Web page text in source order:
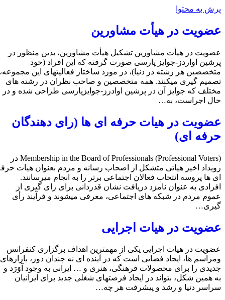
پرش به محتوا
عضویت در هیأت مشاورین
عضویت در هیأت مشاورین تشکیل هیأت مشاورين، بدین منظور در
پرشین اواردز-جوایز پارسی صورت گرفته که این افراد (خود
متخصصین هر رشته در دنیا)، در مورد ساختار فعالیتهای این مجموعه،
تصمیم گیری میکنند. همه متخصصین و صاحب نظران در رشته های
مختلف که جوایز آن در پرشین اوادرز-جوایزپارسی طراحی شده و در
حال اجراست، به…
عضویت در هیات حرفه ای ها (رای دهندگان
حرفه ای)
Membership in the Board of Professionals (Professional Voters) در
رویداد اخیر هیاتی متشکل از اصحاب رسانه و مردم بعنوان هیات حرفه
ای ها پروسه انتخاب فعالان اجتماعی برتر را به انجام میرسانند.
افرادی به عنوان نامزد دریافت نشان قدردانی برای رای گیری از
عموم مردم در شبکه های اجتماعی، معرفی میشوند و فرآیند رأی
گیری…
عضویت در هیات اجرایی
عضویت در هیات اجرایی یکی از مهمترین اهداف برگزاری کنفرانس
ومراسم ها، ایجاد فضایی است که در آینده ای نه چندان دور، بازارهای
جدیدی را برای محصولات فرهنگی، هنری و … ایرانی به وجود آوَرَد و
به همین شکل، بتواند در ایجاد فرصتهای شغلی جدید برای ایرانیان
سراسر دنیا و رشد و پیشرفت هر چه…